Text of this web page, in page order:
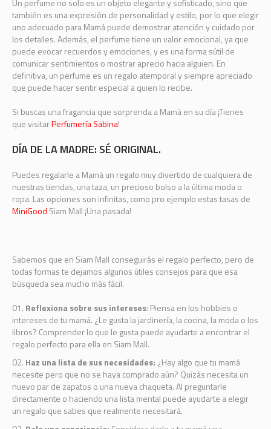
Un perfume no solo es un objeto elegante y sofisticado, sino que
también es una expresión de personalidad y estilo, por lo que elegir
uno adecuado para Mamá puede demostrar atención y cuidado por
los detalles. Además, el perfume tiene un valor emocional, ya que
puede evocar recuerdos y emociones, y es una forma sútil de
comunicar sentimientos o mostrar aprecio hacia alguien. En
definitiva, un perfume es un regalo atemporal y siempre apreciado
que puede hacer sentir especial a quien lo recibe.
Si buscas una fragancia que sorprenda a Mamá en su día ¡Tienes
que visitarPerfumería Sabina!
DÍA DE LA MADRE: SÉ ORIGINAL.
Puedes regalarle a Mamá un regalo muy divertido de cualquiera de
nuestras tiendas, una taza, un precioso bolso a la última moda o
ropa. Las opciones son infinitas, como pro ejemplo estas tasas de
MiniGood Siam Mall ¡Una pasada!
Sabemos que en Siam Mall conseguirás el regalo perfecto, pero de
todas formas te dejamos algunos útiles consejos para que esa
búsqueda sea mucho más fácil.
Reflexiona sobre sus intereses: Piensa en los hobbies o
intereses de tu mamá. ¿Le gusta la jardinería, la cocina, la moda o los
libros? Comprender lo que le gusta puede ayudarte a encontrar el
regalo perfecto para ella en Siam Mall.
Haz una lista de sus necesidades: ¿Hay algo que tu mamá
necesite pero que no se haya comprado aún? Quizás necesita un
nuevo par de zapatos o una nueva chaqueta. Al preguntarle
directamente o haciendo una lista mental puede ayudarte a elegir
un regalo que sabes que realmente necesitará.